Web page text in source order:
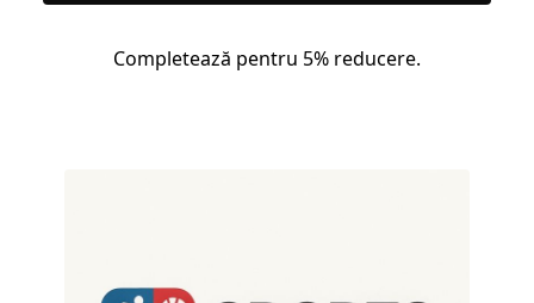
Completează pentru 5% reducere.